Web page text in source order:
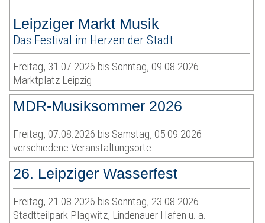
Leipziger Markt Musik
Das Festival im Herzen der Stadt
Freitag, 31.07.2026 bis Sonntag, 09.08.2026
Marktplatz Leipzig
MDR-Musiksommer 2026
Freitag, 07.08.2026 bis Samstag, 05.09.2026
verschiedene Veranstaltungsorte
26. Leipziger Wasserfest
Freitag, 21.08.2026 bis Sonntag, 23.08.2026
Stadtteilpark Plagwitz, Lindenauer Hafen u. a.